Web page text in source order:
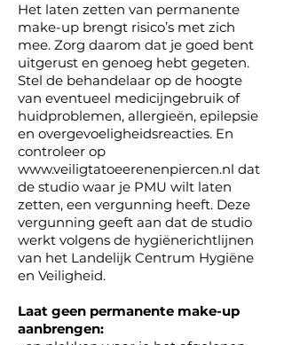
Het laten zetten van permanente
make-up brengt risico’s met zich
mee. Zorg daarom dat je goed bent
uitgerust en genoeg hebt gegeten.
Stel de behandelaar op de hoogte
van eventueel medicijngebruik of
huidproblemen, allergieën, epilepsie
en overgevoeligheidsreacties. En
controleer op
www.veiligtatoeerenenpiercen.nl dat
de studio waar je PMU wilt laten
zetten, een vergunning heeft. Deze
vergunning geeft aan dat de studio
werkt volgens de hygiënerichtlijnen
van het Landelijk Centrum Hygiëne
en Veiligheid.
Laat geen permanente make-up
aanbrengen: